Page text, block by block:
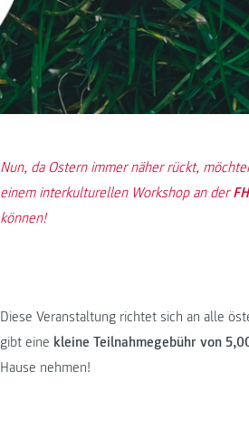
Nun, da Ostern immer näher rückt,
einem interkulturellen Workshop an der
können!
Diese Veranstaltung richtet sich an alle
gibt eine kleine Teilnahmegebühr von
Hause nehmen!